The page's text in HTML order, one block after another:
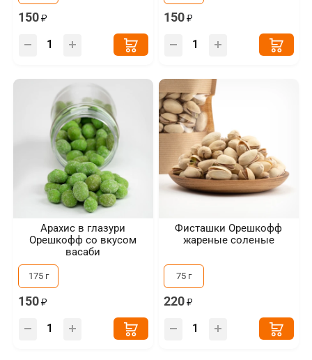
150 150
Арахис в глазури
Орешкофф со вкусом
васаби
175 г
150
Фисташки Орешкофф
жареные соленые
75 г
220